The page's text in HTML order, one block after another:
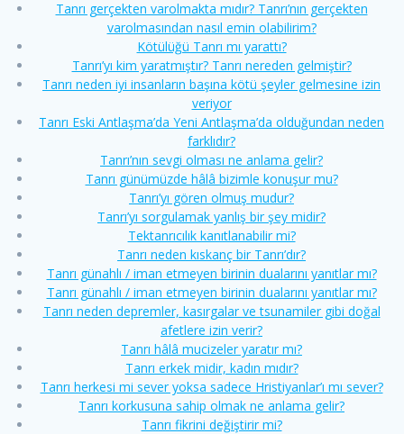
Tanrı gerçekten varolmakta mıdır? Tanrı’nın gerçekten
varolmasından nasıl emin olabilirim?
Kötülüğü Tanrı mı yarattı?
Tanrı’yı kim yaratmıştır? Tanrı nereden gelmiştir?
Tanrı neden iyi insanların başına kötü şeyler gelmesine izin
veriyor
Tanrı Eski Antlaşma’da Yeni Antlaşma’da olduğundan neden
farklıdır?
Tanrı’nın sevgi olması ne anlama gelir?
Tanrı günümüzde hâlâ bizimle konuşur mu?
Tanrı’yı gören olmuş mudur?
Tanrı’yı sorgulamak yanlış bir şey midir?
Tektanrıcılık kanıtlanabilir mi?
Tanrı neden kıskanç bir Tanrı’dır?
Tanrı günahlı / iman etmeyen birinin dualarını yanıtlar mı?
Tanrı günahlı / iman etmeyen birinin dualarını yanıtlar mı?
Tanrı neden depremler, kasırgalar ve tsunamiler gibi doğal
afetlere izin verir?
Tanrı hâlâ mucizeler yaratır mı?
Tanrı erkek midir, kadın mıdır?
Tanrı herkesi mi sever yoksa sadece Hristiyanlar’ı mı sever?
Tanrı korkusuna sahip olmak ne anlama gelir?
Tanrı fikrini değiştirir mi?